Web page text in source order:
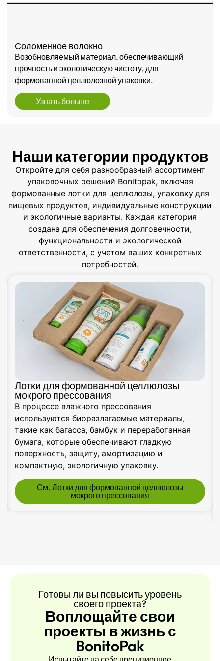
Соломенное волокно
Возобновляемый материал, обеспечивающий
прочность и экологическую чистоту, для
формованной целлюлозной упаковки.
Узнать больше
Наши категории продуктов
Откройте для себя разнообразный ассортимент
упаковочных решений Bonitopak, включая
формованные лотки для целлюлозы, упаковку для
пищевых продуктов, индивидуальные конструкции
и экологичные варианты. Каждая категория
создана для обеспечения долговечности,
функциональности и экологической
ответственности, с учетом ваших конкретных
потребностей.
Поделка из бумажной массы из
Изделия из формованной целлюлозы
пластик и пенопласт, предлагая
подлежащие переработке и
разложению. Возможны
цвета и экологически чистые
предлагаем доступную и экологичную
упаковку, создавая прототипы и
их на собственном производстве.
Смотрите поделку из бумажной
Готовы ли вы повысить уровень
своего проекта?
Воплощайте свои
проекты в жизнь с
BonitoPak
Испытайте на себе прецизионное